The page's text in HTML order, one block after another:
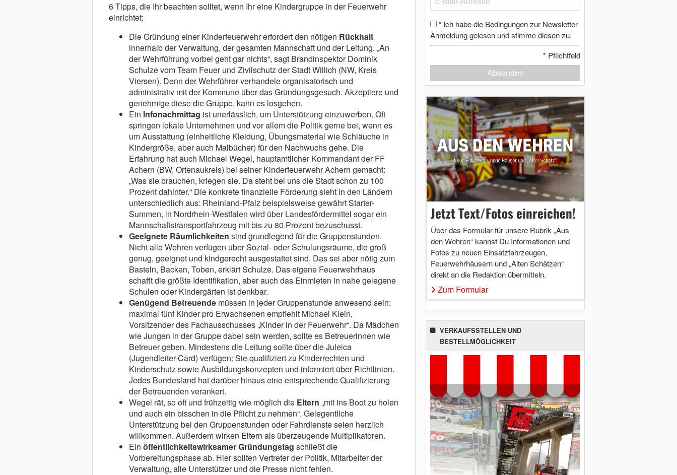
6 Tipps, die Ihr beachten solltet, wenn Ihr eine Kindergruppe in der Feuerwehr
einrichtet:
Die Gründung einer Kinderfeuerwehr erfordert den nötigen Rückhalt
innerhalb der Verwaltung, der gesamten Mannschaft und der Leitung. „An
der Wehrführung vorbei geht gar nichts“, sagt Brandinspektor Dominik
Schulze vom Team Feuer und Zivilschutz der Stadt Willich (NW, Kreis
Viersen). Denn der Wehrführer verhandele organisatorisch und
administrativ mit der Kommune über das Gründungsgesuch. Akzeptiere und
genehmige diese die Gruppe, kann es losgehen.
Ein Infonachmittag ist unerlässlich, um Unterstützung einzuwerben. Oft
springen lokale Unternehmen und vor allem die Politik gerne bei, wenn es
um Ausstattung (einheitliche Kleidung, Übungsmaterial wie Schläuche in
Kindergröße, aber auch Malbücher) für den Nachwuchs gehe. Die
Erfahrung hat auch Michael Wegel, hauptamtlicher Kommandant der FF
Achern (BW, Ortenaukreis) bei seiner Kinderfeuerwehr Achern gemacht:
„Was sie brauchen, kriegen sie. Da steht bei uns die Stadt schon zu 100
Prozent dahinter.“ Die konkrete finanzielle Förderung sieht in den Ländern
unterschiedlich aus: Rheinland-Pfalz beispielsweise gewährt Starter-
Summen, in Nordrhein-Westfalen wird über Landesfördermittel sogar ein
Mannschaftstransportfahrzeug mit bis zu 80 Prozent bezuschusst.
Geeignete Räumlichkeiten sind grundlegend für die Gruppenstunden.
Nicht alle Wehren verfügen über Sozial- oder Schulungsräume, die groß
genug, geeignet und kindgerecht ausgestattet sind. Das sei aber nötig zum
Basteln, Backen, Toben, erklärt Schulze. Das eigene Feuerwehrhaus
schafft die größte Identifikation, aber auch das Einmieten in nahe gelegene
Schulen oder Kindergärten ist denkbar.
Genügend Betreuendemüssen in jeder Gruppenstunde anwesend sein:
maximal fünf Kinder pro Erwachsenen empfiehlt Michael Klein,
Vorsitzender des Fachausschusses „Kinder in der Feuerwehr“. Da Mädchen
wie Jungen in der Gruppe dabei sein werden, sollte es Betreuerinnen wie
Betreuer geben. Mindestens die Leitung sollte über die Juleica
(Jugendleiter-Card) verfügen: Sie qualifiziert zu Kinderrechten und
Kinderschutz sowie Ausbildungskonzepten und informiert über Richtlinien.
Jedes Bundesland hat darüber hinaus eine entsprechende Qualifizierung
der Betreuenden verankert.
Wegel rät, so oft und frühzeitig wie möglich die Eltern „mit ins Boot zu holen
und auch ein bisschen in die Pflicht zu nehmen“. Gelegentliche
Unterstützung bei den Gruppenstunden oder Fahrdienste seien herzlich
willkommen. Außerdem wirken Eltern als überzeugende Multiplikatoren.
Ein öffentlichkeitswirksamer Gründungstag schließt die
Vorbereitungsphase ab. Hier sollten Vertreter der Politik, Mitarbeiter der
Verwaltung, alle Unterstützer und die Presse nicht fehlen.
* Ich habe die Bedingungen zur Newsletter-
Anmeldung gelesen und stimme diesen zu.
* Pflichtfeld
Absenden
Jetzt Text/Fotos einreichen!
Über das Formular für unsere Rubrik „Aus
den Wehren“ kannst Du Informationen und
Fotos zu neuen Einsatzfahrzeugen,
Feuerwehrhäusern und „Alten Schätzen“
direkt an die Redaktion übermitteln.
Zum Formular
VERKAUFSSTELLEN UND
BESTELLMÖGLICHKEIT